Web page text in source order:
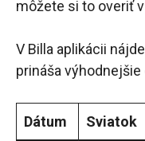
môžete si to overiť
V Billa aplikácii
prináša
Dátum Sviatok